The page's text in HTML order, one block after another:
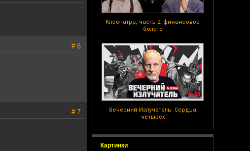
Клеопатра, часть 2: финансовое
болото
Вечерний Излучатель: Сердца
четырех
Картинки
# 6
# 7